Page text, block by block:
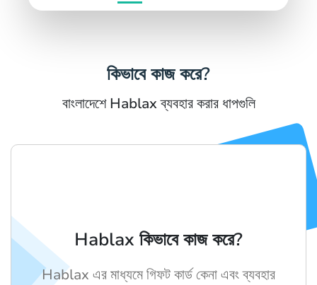
কিভাবে কাজ করে?
বাংলাদেশে Hablax ব্যবহার করার ধাপগুলি
Hablax কিভাবে কাজ করে?
Hablax এর মাধ্যমে গিফট কার্ড কেনা এবং ব্যবহার